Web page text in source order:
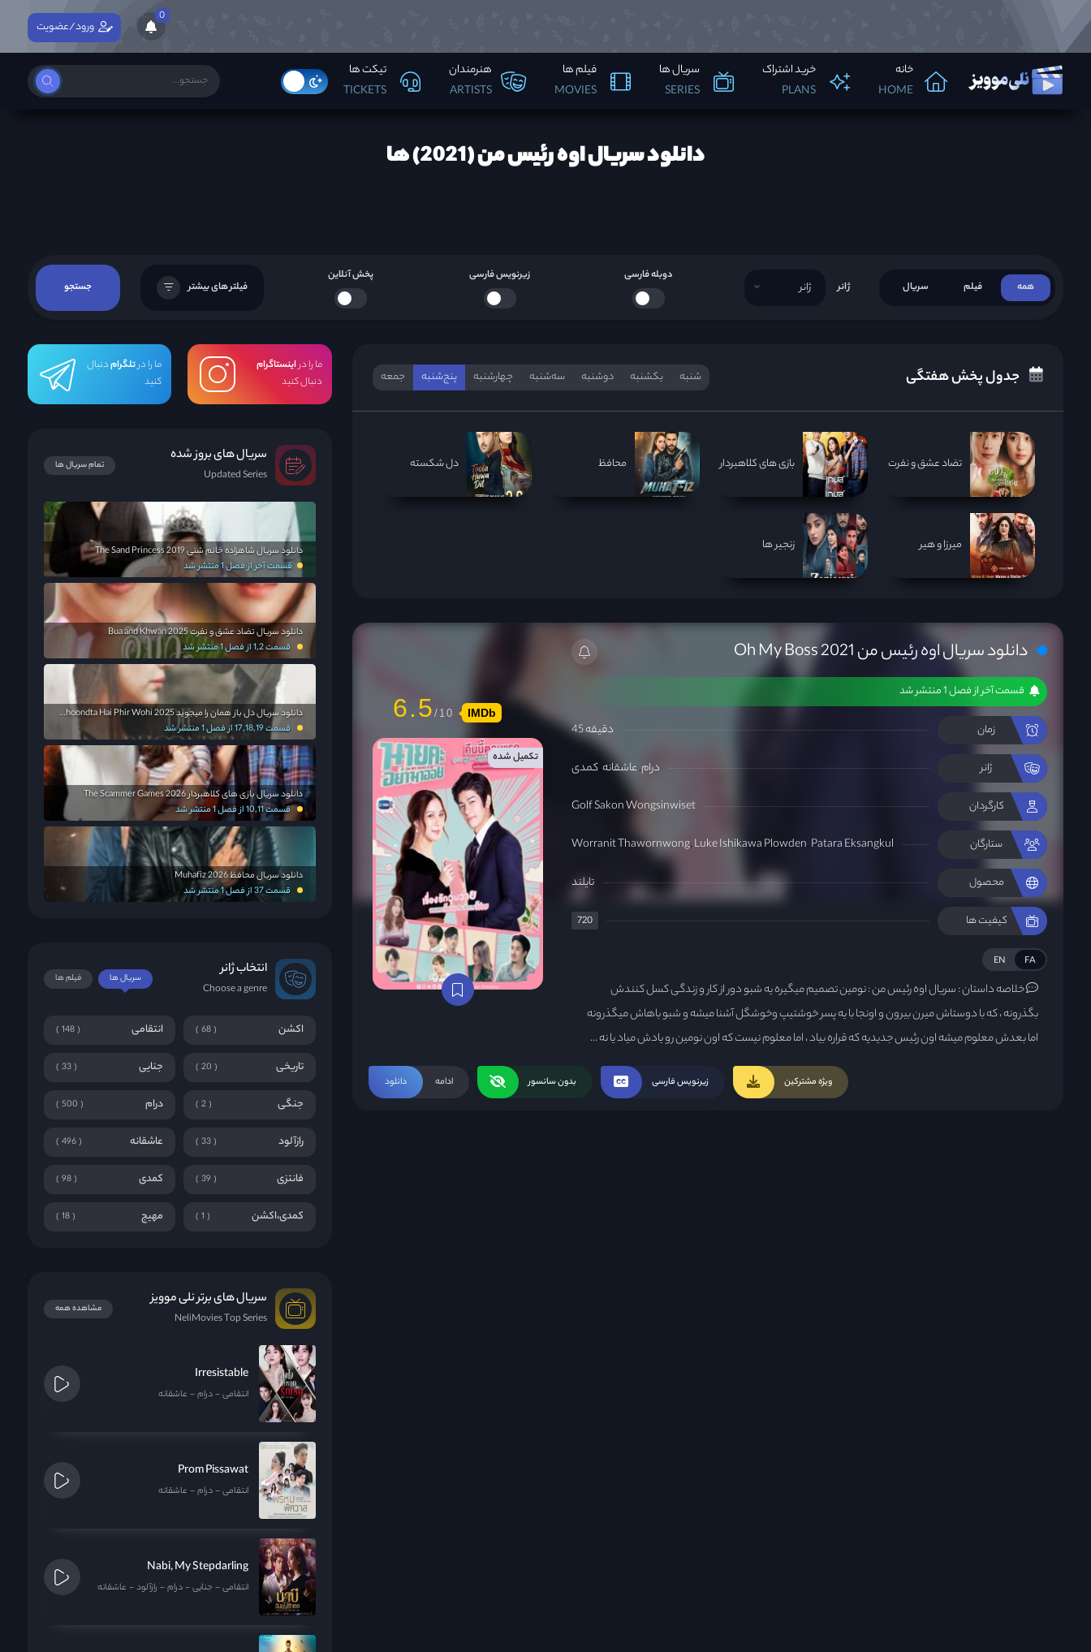
0
خانه
HOME
خرید اشتراک
PLANS
سریال ها
SERIES
فیلم ها
MOVIES
هنرمندان
ARTISTS
تیکت ها
TICKETS
ورود/عضویت
دانلود سریال اوه رئیس من (2021) ها
همه فیلم سریال ژانر ژانر
دوبله فارسی زیرنویس فارسی پخش آنلاین
فیلتر های بیشتر جستجو
جدول پخش هفتگی شنبه یکشنبه دوشنبه سه‌‌شنبه چهارشنبه پنج‌شنبه جمعه
تضاد عشق و نفرت بازی های کلاهبردار محافظ دل شکسته
میرزا و هیر زنجیر ها
دانلود سریال اوه رئیس من Oh My Boss 2021
قسمت آخر از فصل 1 منتشر شد
زمان 45 دقیقه
ژانر درام عاشقانه کمدی
کارگردان Golf Sakon Wongsinwiset
ستارگان Worranit Thawornwong Luke Ishikawa Plowden Patara Eksangkul
محصول تایلند
کیفیت ها 720
FA
EN
خلاصه داستان :سریال اوه رئیس من : نومین تصمیم میگیره یه شبو دور از کار و زندگی کسل کنندش
بگذرونه ، که با دوستاش میرن بیرون و اونجا با یه پسر خوشتیپ وخوشگل آشنا میشه و شبو باهاش میگذرونه
اما بعدش معلوم میشه اون رئیس جدیدیه که قراره بیاد ، اما معلوم نیست که اون نومین رو یادش میاد یا نه ...
ادامه دانلود ویژه مشترکین زیرنویس فارسی بدون سانسور
6.5 IMDb
تکمیل شده
ما را دراینستاگرام
دنبال کنید
ما را درتلگرامدنبال
کنید
سریال های بروز شده
Updated Series
تمام سریال ها
دانلود سریال شاهزاده خانم شنی The Sand Princess 2019
قسمت آخر از فصل 1 منتشر شد
دانلود سریال تضاد عشق و نفرت Bua and Khwan 2025
قسمت 1,2 از فصل 1 منتشر شد
دانلود سریال دل باز همان را میجوید Dil Dhoondta Hai Phir Wohi 2025
قسمت 17,18,19 از فصل 1 منتشر شد
دانلود سریال بازی های کلاهبردار The Scammer Games 2026
قسمت 10,11 از فصل 1 منتشر شد
دانلود سریال محافظ Muhafiz 2026
قسمت 37 از فصل 1 منتشر شد
انتخاب ژانر
Choose a genre
فیلم ها سریال ها
اکشن 68 انتقامی 148
تاریخی 20 جنایی 33
جنگی 2 درام 500
رازآلود 33 عاشقانه 496
فانتزی 39 کمدی 98
کمدی،اکشن 1 مهیج 18
سریال های برتر نلی موویز
NeliMovies Top Series
مشاهده همه
Irresistable
انتقامی درام عاشقانه
Prom Pissawat
انتقامی درام عاشقانه
Nabi, My Stepdarling
انتقامی جنایی درام رازآلود عاشقانه